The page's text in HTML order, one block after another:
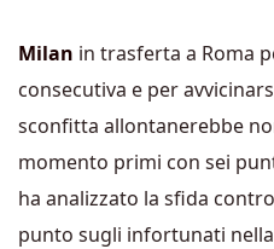
Milan in trasferta a Roma
consecutiva e per
sconfitta allontanerebbe
momento primi con sei
ha analizzato la sfida
punto sugli infortunati